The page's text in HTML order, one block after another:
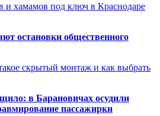
и хамамов под ключ в Краснодаре
остановки общественного
скрытый монтаж и как выбрать
в Барановичах осудили
пассажирки